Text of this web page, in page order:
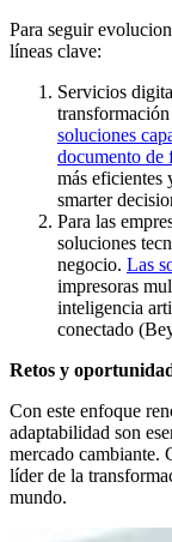
Para seguir
líneas clave:
Servicios
soluciones
documento de
más eficientes
smarter
Para las
soluciones
negocio. Las
impresoras
inteligencia
conectado
Retos y
Con este enfoque
adaptabilidad son
mercado cambiante.
líder de la
mundo.